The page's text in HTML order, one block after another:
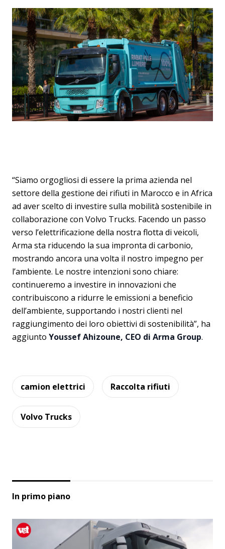
“Siamo orgogliosi di essere la prima azienda nel
settore della gestione dei rifiuti in Marocco e in Africa
ad aver scelto di investire sulla mobilità sostenibile in
collaborazione con Volvo Trucks. Facendo un passo
verso l’elettrificazione della nostra flotta di veicoli,
Arma sta riducendo la sua impronta di carbonio,
mostrando ancora una volta il nostro impegno per
l’ambiente. Le nostre intenzioni sono chiare:
continueremo a investire in innovazioni che
contribuiscono a ridurre le emissioni a beneficio
dell’ambiente, supportando i nostri clienti nel
raggiungimento dei loro obiettivi di sostenibilità”, ha
aggiunto Youssef Ahizoune, CEO di Arma Group.
camion elettrici Raccolta rifiuti
Volvo Trucks
In primo piano